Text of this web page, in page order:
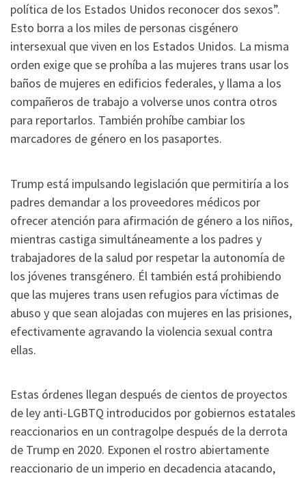
política de los Estados Unidos reconocer dos sexos”.
Esto borra a los miles de personas cisgénero
intersexual que viven en los Estados Unidos. La misma
orden exige que se prohíba a las mujeres trans usar los
baños de mujeres en edificios federales, y llama a los
compañeros de trabajo a volverse unos contra otros
para reportarlos. También prohíbe cambiar los
marcadores de género en los pasaportes.
Trump está impulsando legislación que permitiría a los
padres demandar a los proveedores médicos por
ofrecer atención para afirmación de género a los niños,
mientras castiga simultáneamente a los padres y
trabajadores de la salud por respetar la autonomía de
los jóvenes transgénero. Él también está prohibiendo
que las mujeres trans usen refugios para víctimas de
abuso y que sean alojadas con mujeres en las prisiones,
efectivamente agravando la violencia sexual contra
ellas.
Estas órdenes llegan después de cientos de proyectos
de ley anti-LGBTQ introducidos por gobiernos estatales
reaccionarios en un contragolpe después de la derrota
de Trump en 2020. Exponen el rostro abiertamente
reaccionario de un imperio en decadencia atacando,